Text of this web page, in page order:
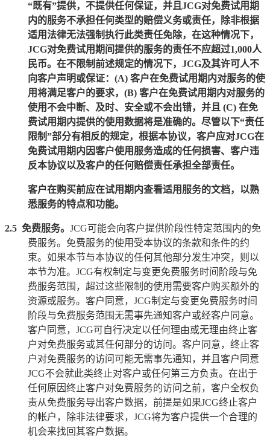
“既有”提供，不提供任何保证，并且 JCG对免费试用期
内的服务不承担任何类型的赔偿义务或责任，除非根据
适用法律无法强制执行此类责任免除，在这种情况下，
JCG对免费试用期间提供的服务的责任不应超过1,000人
民币。在不限制前述规定的情况下， JCG及其许可人不
向客户声明或保证： (A) 客户在免费试用期内对服务的使
用将满足客户的要求， (B) 客户在免费试用期内对服务的
使用不会中断、及时、安全或不会出错，并且 (C) 在免
费试用期内提供的使用数据将是准确的。尽管以下“责任
限制”部分有相反的规定，根据本协议，客户应对JCG在
免费试用期内因客户使用服务造成的任何损害、客户违
反本协议以及客户的任何赔偿责任承担全部责任。
客户在购买前应在试用期内查看适用服务的文档，以熟
悉服务的特点和功能。
2.5 免费服务。 JCG可能会向客户提供阶段性特定范围内的免
费服务。免费服务的使用受本协议的条款和条件的约
束。如果本节与本协议的任何其他部分发生冲突，则以
本节为准。 JCG有权制定与变更免费服务时间阶段与免
费服务范围，超过这些限制的使用需要客户购买额外的
资源或服务。客户同意， JCG制定与变更免费服务时间
阶段与免费服务范围无需事先通知客户或经客户同意。
客户同意， JCG可自行决定以任何理由或无理由终止客
户对免费服务或其任何部分的访问。客户同意，终止客
户对免费服务的访问可能无需事先通知，并且客户同意
JCG不会就此类终止对客户或任何第三方负责。在出于
任何原因终止客户对免费服务的访问之前，客户全权负
责从免费服务导出客户数据，前提是如果JCG终止客户
的帐户，除非法律要求， JCG将为客户提供一个合理的
机会来找回其客户数据。